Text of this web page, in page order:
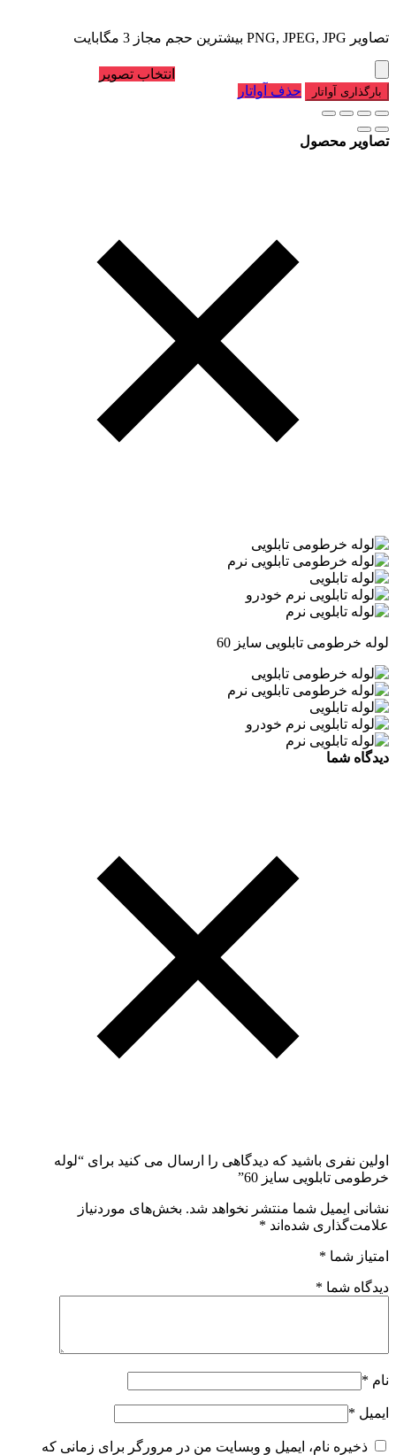
تصاویر PNG, JPEG, JPG بیشترین حجم مجاز 3 مگابایت
انتخاب تصویر
بارگذاری آواتار حذف آواتار
تصاویر محصول
لوله خرطومی تابلویی سایز 60
دیدگاه شما
اولین نفری باشید که دیدگاهی را ارسال می کنید برای “لوله
خرطومی تابلویی سایز 60”
نشانی ایمیل شما منتشر نخواهد شد. بخش‌های موردنیاز
علامت‌گذاری شده‌اند *
امتیاز شما *
دیدگاه شما *
نام *
ایمیل *
ذخیره نام، ایمیل و وبسایت من در مرورگر برای زمانی که